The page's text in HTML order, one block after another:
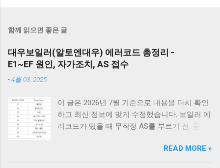
함께 읽으면 좋은 글
대우보일러(알토엔대우) 에러코드 총정리 -
E1~EF 원인, 자가조치, AS 접수
-4월 03, 2025
이 글은 2026년 7월 기준으로 내용을 다시 확인
하고 최신 정보에 맞게 수정했습니다. 보일러 에
러코드가 떴을 때 무작정 AS를 부르기 전, 공통
밸브가 열려 있는지, 2) 전원 플러그를 뽑았다가
5분 뒤 다시 꽂아보았는지(리셋), 3) 실내 온도
READ MORE »